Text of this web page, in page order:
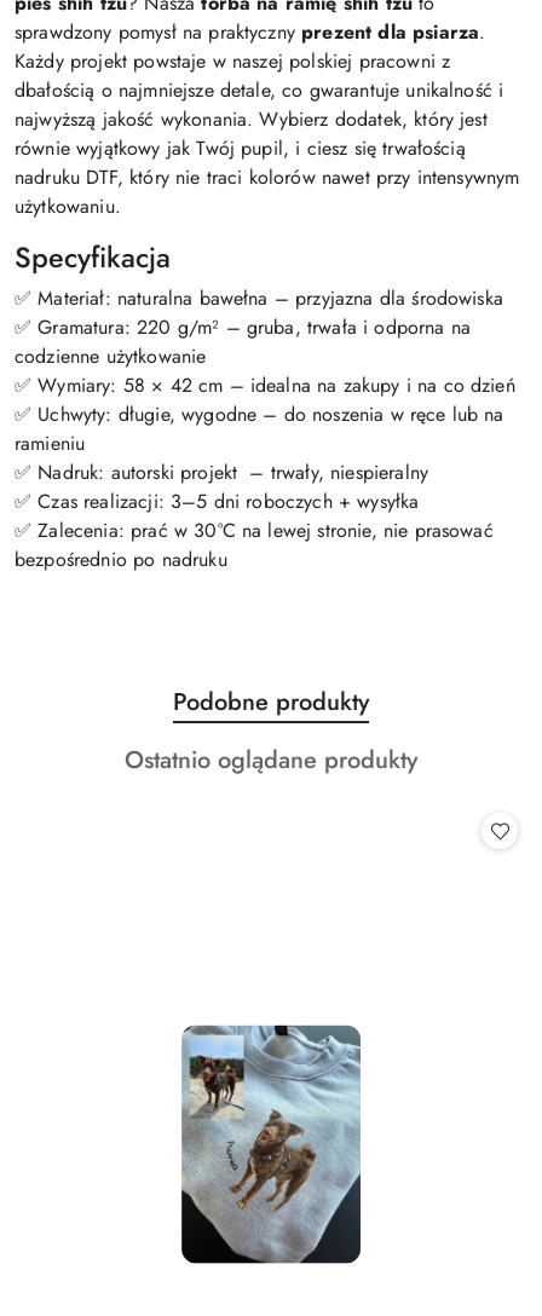
sprawdzony pomysł na praktyczny prezent dla psiarza.
Każdy projekt powstaje w naszej polskiej pracowni z
dbałością o najmniejsze detale, co gwarantuje unikalność i
najwyższą jakość wykonania. Wybierz dodatek, który jest
równie wyjątkowy jak Twój pupil, i ciesz się trwałością
nadruku DTF, który nie traci kolorów nawet przy intensywnym
użytkowaniu.
Specyfikacja
✅ Materiał: naturalna bawełna – przyjazna dla środowiska
✅ Gramatura: 220 g/m² – gruba, trwała i odporna na
codzienne użytkowanie
✅ Wymiary: 58 × 42 cm – idealna na zakupy i na co dzień
✅ Uchwyty: długie, wygodne – do noszenia w ręce lub na
ramieniu
✅ Nadruk: autorski projekt – trwały, niespieralny
✅ Czas realizacji: 3–5 dni roboczych + wysyłka
✅ Zalecenia: prać w 30°C na lewej stronie, nie prasować
bezpośrednio po nadruku
Pomiń karuzelę produktów
Produkty
o
statusie:
Podobne produkty
Produkty
Ostatnio oglądane produkty